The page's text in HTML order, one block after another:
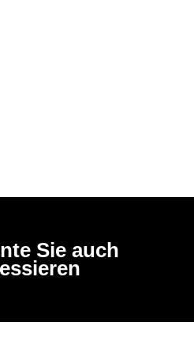
Sie auch